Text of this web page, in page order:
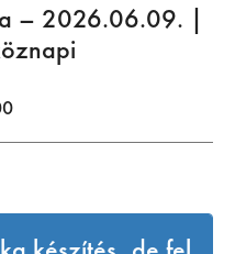
– 2026.06.09. |